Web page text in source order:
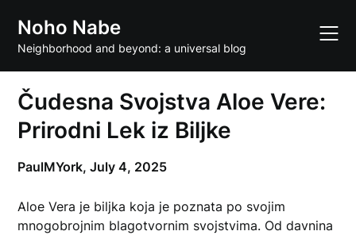
content
Noho Nabe
Neighborhood and beyond: a universal blog
Čudesna Svojstva Aloe Vere:
Prirodni Lek iz Biljke
PaulMYork,July 4, 2025
Aloe Vera je biljka koja je poznata po svojim
mnogobrojnim blagotvornim svojstvima. Od davnina